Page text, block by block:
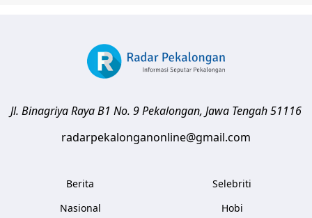
Jl. Binagriya Raya B1 No. 9Pekalongan, Jawa Tengah51116
radarpekalonganonline@gmail.com
Berita
Nasional
Selebriti
Hobi